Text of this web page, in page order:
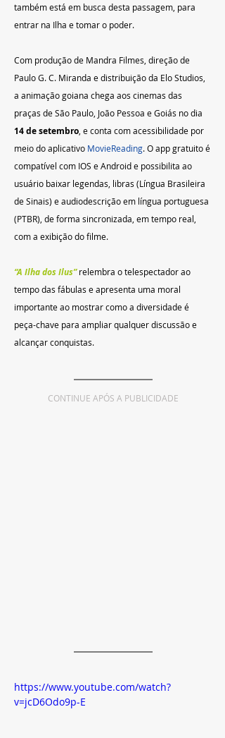
também está em busca desta passagem, para
entrar na Ilha e tomar o poder.
Com produção de Mandra Filmes, direção de
Paulo G. C. Miranda e distribuição da Elo Studios,
a animação goiana chega aos cinemas das
praças de São Paulo, João Pessoa e Goiás no dia
14 de setembro , e conta com acessibilidade por
meio do aplicativo MovieReading. O app gratuito é
compatível com IOS e Android e possibilita ao
usuário baixar legendas, libras (Língua Brasileira
de Sinais) e audiodescrição em língua portuguesa
(PTBR), de forma sincronizada, em tempo real,
com a exibição do filme.
“A Ilha dos Ilus” relembra o telespectador ao
tempo das fábulas e apresenta uma moral
importante ao mostrar como a diversidade é
peça-chave para ampliar qualquer discussão e
alcançar conquistas.
CONTINUE APÓS A PUBLICIDADE
https://www.youtube.com/watch?
v=jcD6Odo9p-E